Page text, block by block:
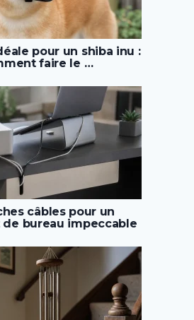
pour un shiba inu :
faire le …
câbles pour un
bureau impeccable